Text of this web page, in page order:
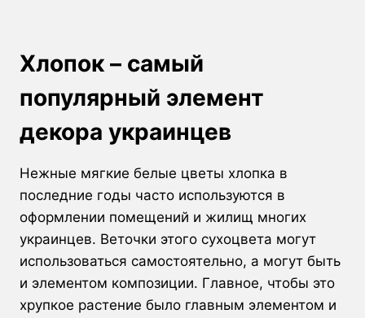
Хлопок – самый
популярный элемент
декора украинцев
Нежные мягкие белые цветы хлопка в
последние годы часто используются в
оформлении помещений и жилищ многих
украинцев. Веточки этого сухоцвета могут
использоваться самостоятельно, а могут быть
и элементом композиции. Главное, чтобы это
хрупкое растение было главным элементом и